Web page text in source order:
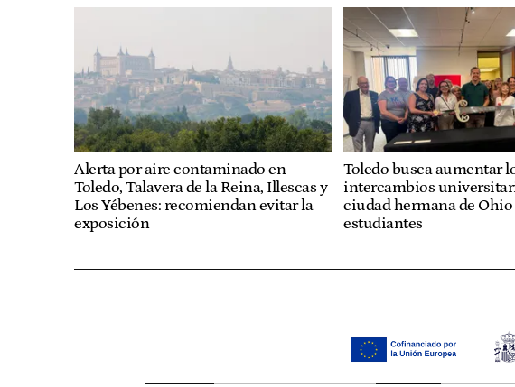
Alerta por aire contaminado en
Toledo, Talavera de la Reina, Illescas y
Los Yébenes: recomiendan evitar la
exposición
Toledo busca aumentar
intercambios
ciudad hermana de Ohio
estudiantes